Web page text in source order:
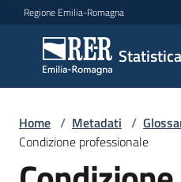
Vai al contenuto
Vai alla navigazione
Vai al footer
Regione Emilia-Romagna
Statistica
Statistica
Novità
Home / Metadati /
Condizione professionale